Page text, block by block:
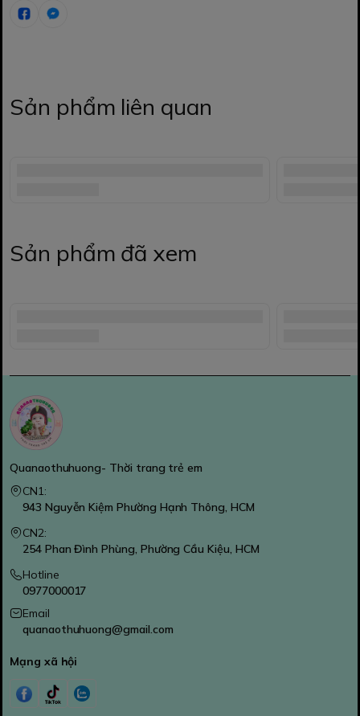
Sản phẩm liên quan
Sản phẩm đã xem
Quanaothuhuong- Thời trang trẻ em
CN1:
943 Nguyễn Kiệm Phường Hạnh Thông, HCM
CN2:
254 Phan Đình Phùng, Phường Cầu Kiệu, HCM
Hotline
0977000017
Email
quanaothuhuong@gmail.com
Mạng xã hội